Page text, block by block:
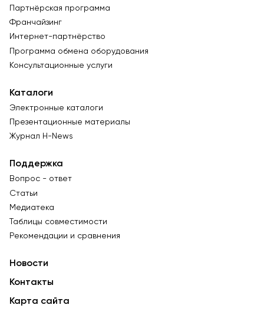
Партнёрская программа
Франчайзинг
Интернет-партнёрство
Программа обмена оборудования
Консультационные услуги
Каталоги
Электронные каталоги
Презентационные материалы
Журнал Н-News
Поддержка
Вопрос - ответ
Статьи
Медиатека
Таблицы совместимости
Рекомендации и сравнения
Новости
Контакты
Карта сайта